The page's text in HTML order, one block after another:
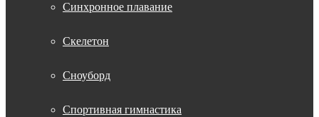
Синхронное плавание
Скелетон
Сноуборд
Спортивная гимнастика